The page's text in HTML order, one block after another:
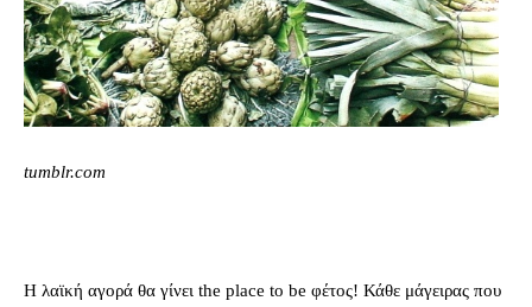
tumblr.com
Η λαϊκή αγορά θα γίνει the place to be φέτος! Κάθε μάγειρας που